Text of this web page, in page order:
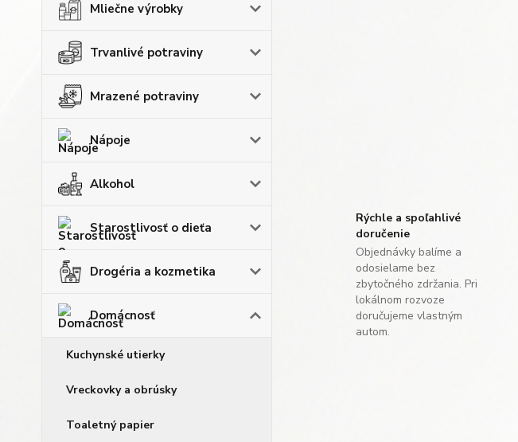
Mliečne výrobky
Trvanlivé potraviny
Mrazené potraviny
Nápoje
Alkohol
Starostlivosť o dieťa
Drogéria a kozmetika
Domácnosť
Kuchynské utierky
Vreckovky a obrúsky
Toaletný papier
Rýchle a spoľahlivé
doručenie
Objednávky balíme a
odosielame bez
zbytočného zdržania. Pri
lokálnom rozvoze
doručujeme vlastným
autom.